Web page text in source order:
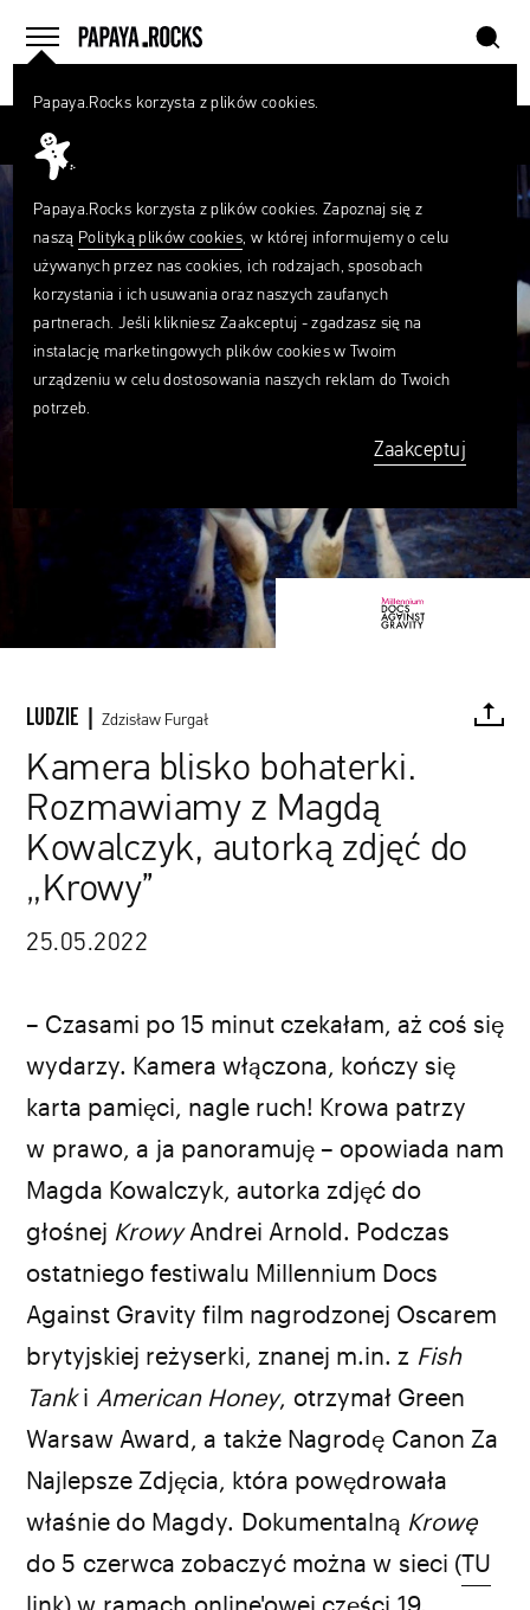
menu
home szukaj
LUDZIE | Zdzisław Furgał
Kamera blisko bohaterki.
Rozmawiamy z Magdą
Kowalczyk, autorką zdjęć do
„Krowy”
25.05.2022
kadr z filmu „Krowa”
FACEBOOK TWITTER PINTEREST MAIL
– Czasami po 15 minut czekałam, aż coś się
wydarzy. Kamera włączona, kończy się
karta pamięci, nagle ruch! Krowa patrzy
w prawo, a ja panoramuję – opowiada nam
Magda Kowalczyk, autorka zdjęć do
głośnej KrowyAndrei Arnold. Podczas
ostatniego festiwalu Millennium Docs
Against Gravity film nagrodzonej Oscarem
brytyjskiej reżyserki, znanej m.in. z Fish
Tanki American Honey, otrzymał Green
Warsaw Award, a także Nagrodę Canon Za
Najlepsze Zdjęcia, która powędrowała
właśnie do Magdy. Dokumentalną Krowę
do 5 czerwca zobaczyć można w sieci (TU
link) w ramach online'owej części 19.
Papaya.Rocks korzysta z plików cookies.
Papaya.Rocks korzysta z plików cookies. Zapoznaj się z
naszą Polityką plików cookies, w której informujemy o celu
używanych przez nas cookies, ich rodzajach, sposobach
korzystania i ich usuwania oraz naszych zaufanych
partnerach. Jeśli klikniesz Zaakceptuj - zgadzasz się na
instalację marketingowych plików cookies w Twoim
urządzeniu w celu dostosowania naszych reklam do Twoich
potrzeb.
Zaakceptuj
Czego
szukasz?